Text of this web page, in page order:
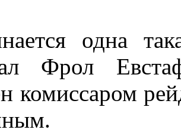
одна
Фрол
комиссаром